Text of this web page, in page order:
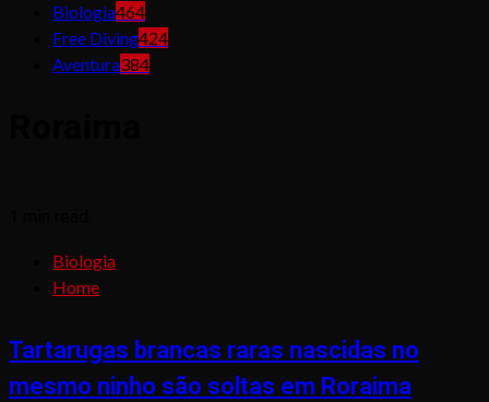
Biologia464
Free Diving424
Aventura384
Biologia
Home
Tartarugas brancas raras nascidas no
mesmo ninho são soltas em Roraima